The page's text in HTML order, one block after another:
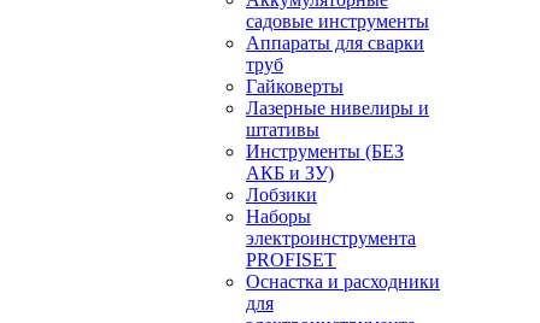
садовые инструменты
Аппараты для сварки
труб
Гайковерты
Лазерные нивелиры и
штативы
Инструменты (БЕЗ
АКБ и ЗУ)
Лобзики
Наборы
электроинструмента
PROFISET
Оснастка и расходники
для